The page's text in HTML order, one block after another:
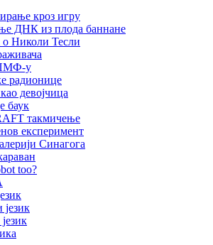
кроз игру
ДНК из плода баннане
Николи Тесли
у
радионице
девојчица
баук
такмичење
експеримент
Синагога
too?
језик